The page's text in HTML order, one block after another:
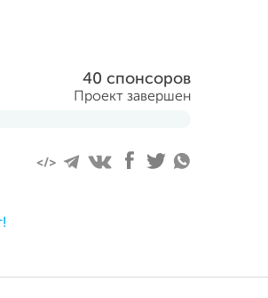
40 спонсоров
Проект завершен